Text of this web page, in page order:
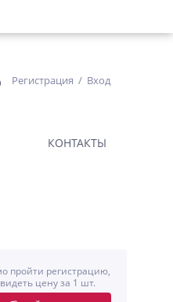
Регистрация / Вход
КОНТАКТЫ
пройти регистрацию,
цену за 1 шт.